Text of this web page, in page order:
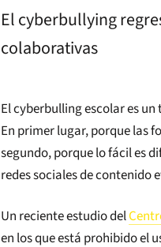
El cyberbullying
colaborativas
El cyberbulling escolar es
En primer lugar, porque las
segundo, porque lo fácil es
redes sociales de contenido
Un reciente estudio del
en los que está prohibido el